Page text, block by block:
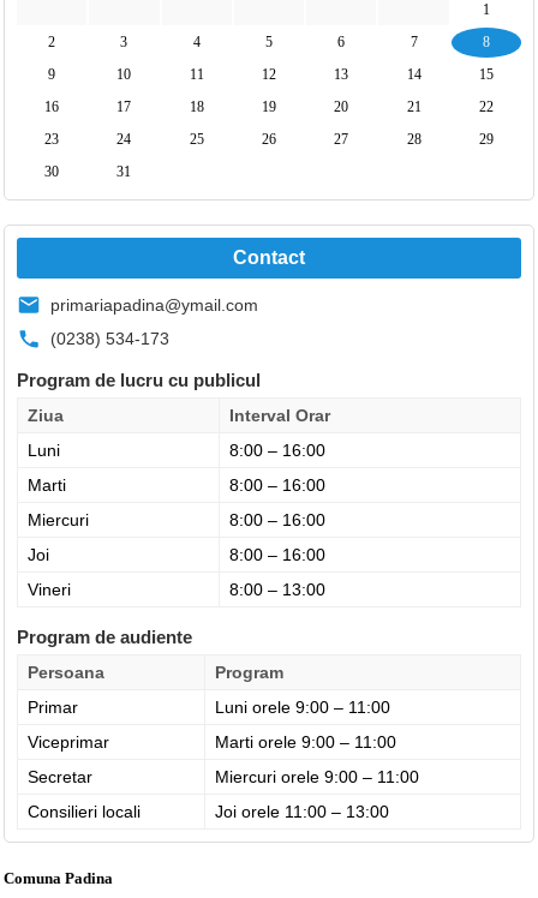
1
2
3 4 5 6 7
8
9
10 11 12 13 14
15
16
17 18 19 20 21
22
23
24 25 26 27 28
29
30
31
Contact
primariapadina@ymail.com
(0238) 534-173
Program de lucru cu publicul
Ziua
Interval Orar
Luni
8:00 – 16:00
Marti
8:00 – 16:00
Miercuri
8:00 – 16:00
Joi
8:00 – 16:00
Vineri
8:00 – 13:00
Program de audiente
Persoana
Program
Primar
Luni orele 9:00 – 11:00
Viceprimar
Marti orele 9:00 – 11:00
Secretar
Miercuri orele 9:00 – 11:00
Consilieri locali
Joi orele 11:00 – 13:00
Comuna Padina